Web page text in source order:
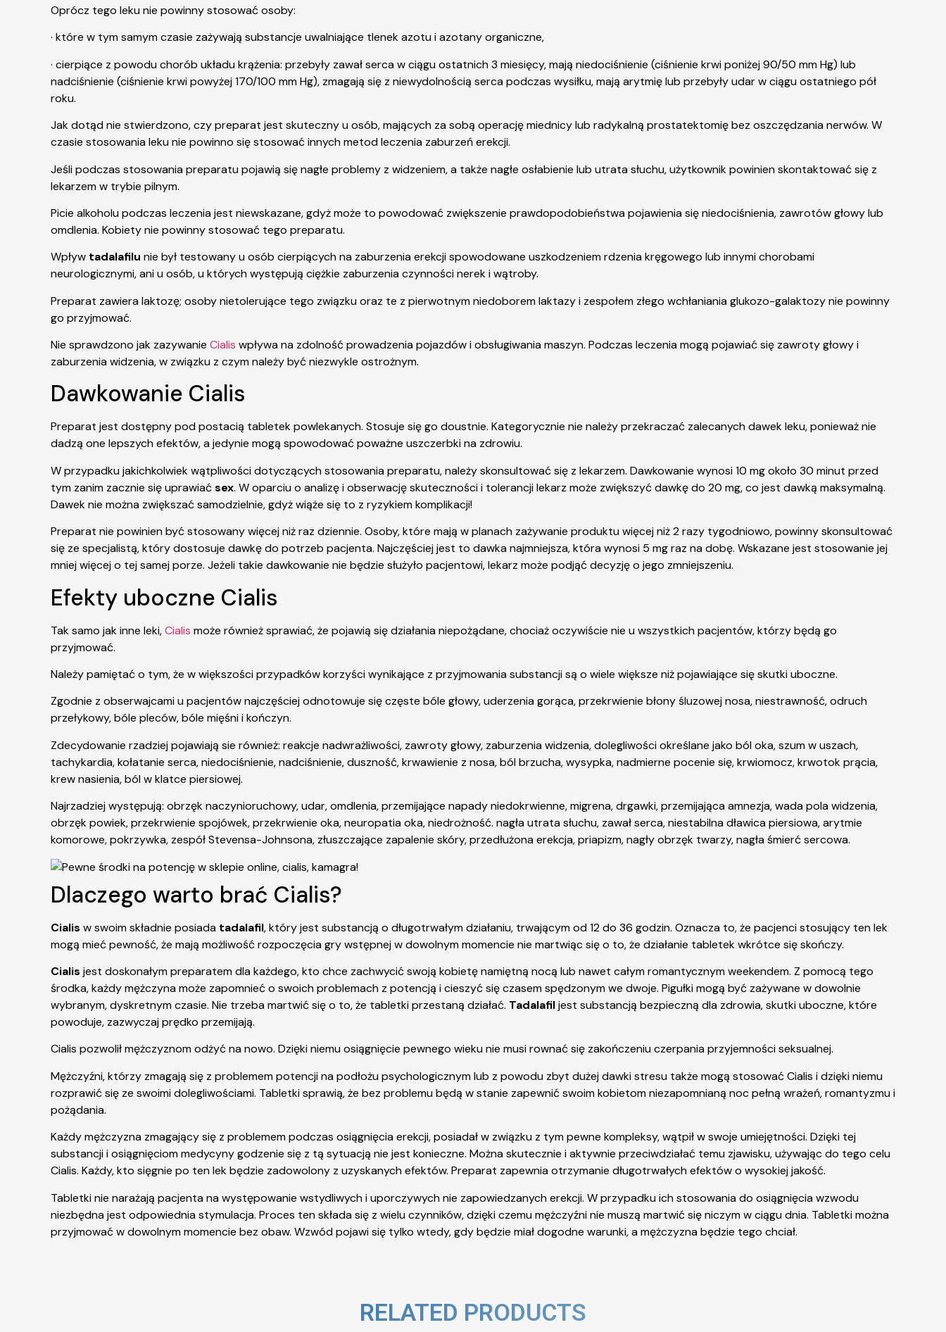
Oprócz tego leku nie powinny stosować osoby:
· które w tym samym czasie zażywają substancje uwalniające tlenek azotu i azotany organiczne,
· cierpiące z powodu chorób układu krążenia: przebyły zawał serca w ciągu ostatnich 3 miesięcy, mają niedociśnienie (ciśnienie krwi poniżej 90/50 mm Hg) lub
nadciśnienie (ciśnienie krwi powyżej 170/100 mm Hg), zmagają się z niewydolnością serca podczas wysiłku, mają arytmię lub przebyły udar w ciągu ostatniego pół
roku.
Jak dotąd nie stwierdzono, czy preparat jest skuteczny u osób, mających za sobą operację miednicy lub radykalną prostatektomię bez oszczędzania nerwów. W
czasie stosowania leku nie powinno się stosować innych metod leczenia zaburzeń erekcji.
Jeśli podczas stosowania preparatu pojawią się nagłe problemy z widzeniem, a także nagłe osłabienie lub utrata słuchu, użytkownik powinien skontaktować się z
lekarzem w trybie pilnym.
Picie alkoholu podczas leczenia jest niewskazane, gdyż może to powodować zwiększenie prawdopodobieństwa pojawienia się niedociśnienia, zawrotów głowy lub
omdlenia. Kobiety nie powinny stosować tego preparatu.
Wpływ tadalafilu nie był testowany u osób cierpiących na zaburzenia erekcji spowodowane uszkodzeniem rdzenia kręgowego lub innymi chorobami
neurologicznymi, ani u osób, u których występują ciężkie zaburzenia czynności nerek i wątroby.
Preparat zawiera laktozę; osoby nietolerujące tego związku oraz te z pierwotnym niedoborem laktazy i zespołem złego wchłaniania glukozo-galaktozy nie powinny
go przyjmować.
Nie sprawdzono jak zazywanie Cialis wpływa na zdolność prowadzenia pojazdów i obsługiwania maszyn. Podczas leczenia mogą pojawiać się zawroty głowy i
zaburzenia widzenia, w związku z czym należy być niezwykle ostrożnym.
Dawkowanie Cialis
Preparat jest dostępny pod postacią tabletek powlekanych. Stosuje się go doustnie. Kategorycznie nie należy przekraczać zalecanych dawek leku, ponieważ nie
dadzą one lepszych efektów, a jedynie mogą spowodować poważne uszczerbki na zdrowiu.
W przypadku jakichkolwiek wątpliwości dotyczących stosowania preparatu, należy skonsultować się z lekarzem. Dawkowanie wynosi 10 mg około 30 minut przed
tym zanim zacznie się uprawiaćsex. W oparciu o analizę i obserwację skuteczności i tolerancji lekarz może zwiększyć dawkę do 20 mg, co jest dawką maksymalną.
Dawek nie można zwiększać samodzielnie, gdyż wiąże się to z ryzykiem komplikacji!
Preparat nie powinien być stosowany więcej niż raz dziennie. Osoby, które mają w planach zażywanie produktu więcej niż 2 razy tygodniowo, powinny skonsultować
się ze specjalistą, który dostosuje dawkę do potrzeb pacjenta. Najczęściej jest to dawka najmniejsza, która wynosi 5 mg raz na dobę. Wskazane jest stosowanie jej
mniej więcej o tej samej porze. Jeżeli takie dawkowanie nie będzie służyło pacjentowi, lekarz może podjąć decyzję o jego zmniejszeniu.
Efekty uboczne Cialis
Tak samo jak inne leki,Cialis może również sprawiać, że pojawią się działania niepożądane, chociaż oczywiście nie u wszystkich pacjentów, którzy będą go
przyjmować.
Należy pamiętać o tym, że w większości przypadków korzyści wynikające z przyjmowania substancji są o wiele większe niż pojawiające się skutki uboczne.
Zgodnie z obserwajcami u pacjentów najczęściej odnotowuje się częste bóle głowy, uderzenia gorąca, przekrwienie błony śluzowej nosa, niestrawność, odruch
przełykowy, bóle pleców, bóle mięśni i kończyn.
Zdecydowanie rzadziej pojawiają sie również: reakcje nadwrażliwości, zawroty głowy, zaburzenia widzenia, dolegliwości określane jako ból oka, szum w uszach,
tachykardia, kołatanie serca, niedociśnienie, nadciśnienie, duszność, krwawienie z nosa, ból brzucha, wysypka, nadmierne pocenie się, krwiomocz, krwotok prącia,
krew nasienia, ból w klatce piersiowej.
Najrzadziej występują: obrzęk naczynioruchowy, udar, omdlenia, przemijające napady niedokrwienne, migrena, drgawki, przemijająca amnezja, wada pola widzenia,
obrzęk powiek, przekrwienie spojówek, przekrwienie oka, neuropatia oka, niedrożność. nagła utrata słuchu, zawał serca, niestabilna dławica piersiowa, arytmie
komorowe, pokrzywka, zespół Stevensa-Johnsona, złuszczające zapalenie skóry, przedłużona erekcja, priapizm, nagły obrzęk twarzy, nagła śmierć sercowa.
Dlaczego warto brać Cialis?
Cialis w swoim składnie posiada tadalafil, który jest substancją o długotrwałym działaniu, trwającym od 12 do 36 godzin. Oznacza to, że pacjenci stosujący ten lek
mogą mieć pewność, że mają możliwość rozpoczęcia gry wstępnej w dowolnym momencie nie martwiąc się o to, że działanie tabletek wkrótce się skończy.
Cialis jest doskonałym preparatem dla każdego, kto chce zachwycić swoją kobietę namiętną nocą lub nawet całym romantycznym weekendem. Z pomocą tego
środka, każdy mężczyna może zapomnieć o swoich problemach z potencją i cieszyć się czasem spędzonym we dwoje. Pigułki mogą być zażywane w dowolnie
wybranym, dyskretnym czasie. Nie trzeba martwić się o to, że tabletki przestaną działać. Tadalafiljest substancją bezpieczną dla zdrowia, skutki uboczne, które
powoduje, zazwyczaj prędko przemijają.
Cialis pozwolił mężczyznom odżyć na nowo. Dzięki niemu osiągnięcie pewnego wieku nie musi rownać się zakończeniu czerpania przyjemności seksualnej.
Mężczyźni, którzy zmagają się z problemem potencji na podłożu psychologicznym lub z powodu zbyt dużej dawki stresu także mogą stosować Cialis i dzięki niemu
rozprawić się ze swoimi dolegliwościami. Tabletki sprawią, że bez problemu będą w stanie zapewnić swoim kobietom niezapomnianą noc pełną wrażeń, romantyzmu i
pożądania.
Każdy mężczyzna zmagający się z problemem podczas osiągnięcia erekcji, posiadał w związku z tym pewne kompleksy, wątpił w swoje umiejętności. Dzięki tej
substancji i osiągnięciom medycyny godzenie się z tą sytuacją nie jest konieczne. Można skutecznie i aktywnie przeciwdziałać temu zjawisku, używając do tego celu
Cialis. Każdy, kto sięgnie po ten lek będzie zadowolony z uzyskanych efektów. Preparat zapewnia otrzymanie długotrwałych efektów o wysokiej jakość.
Tabletki nie narażają pacjenta na występowanie wstydliwych i uporczywych nie zapowiedzanych erekcji. W przypadku ich stosowania do osiągnięcia wzwodu
niezbędna jest odpowiednia stymulacja. Proces ten składa się z wielu czynników, dzięki czemu mężczyźni nie muszą martwić się niczym w ciągu dnia. Tabletki można
przyjmować w dowolnym momencie bez obaw. Wzwód pojawi się tylko wtedy, gdy będzie miał dogodne warunki, a mężczyzna będzie tego chciał.
RELATED PRODUCTS